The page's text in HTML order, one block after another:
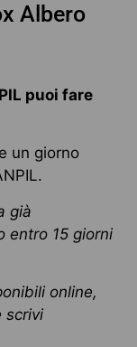
Albero
puoi fare
un giorno
già
entro 15 giorni
online,
scrivi